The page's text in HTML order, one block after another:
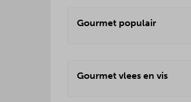
Gourmet populair
Gourmet vlees en vis